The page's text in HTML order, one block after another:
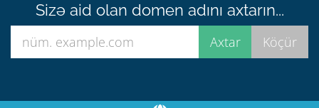
Sizə aid olan domen adını axtarın...